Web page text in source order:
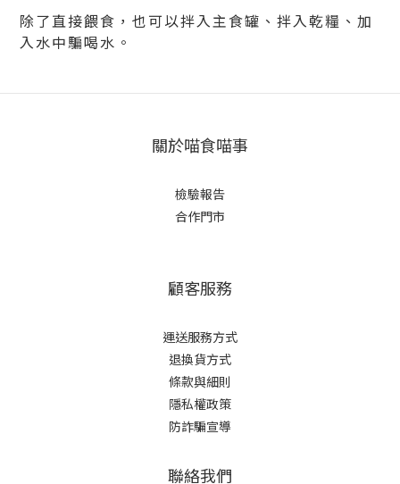
除了直接餵食，也可以拌入主食罐、拌入乾糧、加
入水中騙喝水。
關於喵食喵事
檢驗報告
合作門市
顧客服務
運送服務方式
退換貨方式
條款與細則
隱私權政策
防詐騙宣導
聯絡我們